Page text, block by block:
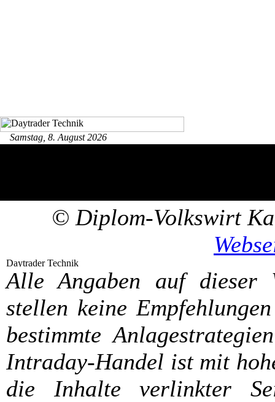
Samstag, 8. August 2026
© Diplom-Volkswirt
Alle Angaben auf dieser
stellen keine
bestimmte
Intraday-Handel ist mit
die Inhalte verlinkter